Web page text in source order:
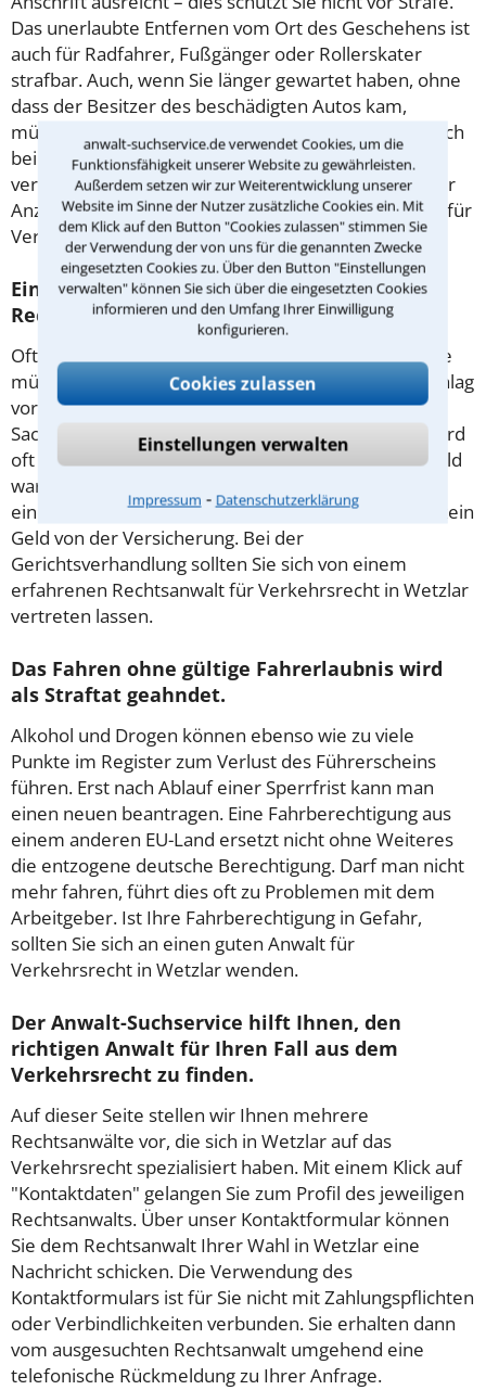
anwalt-suchservice.de verwendet Cookies, um die
Funktionsfähigkeit unserer Website zu gewährleisten.
Außerdem setzen wir zur Weiterentwicklung unserer
Website im Sinne der Nutzer zusätzliche Cookies ein. Mit
dem Klick auf den Button "Cookies zulassen" stimmen Sie
der Verwendung der von uns für die genannten Zwecke
eingesetzten Cookies zu. Über den Button "Einstellungen
verwalten" können Sie sich über die eingesetzten Cookies
informieren und den Umfang Ihrer Einwilligung
konfigurieren.
Cookies zulassen
Einstellungen verwalten
Impressum ⁃ Datenschutzerklärung
Das unerlaubte Entfernen vom Ort des Geschehens ist
auch für Radfahrer, Fußgänger oder Rollerskater
strafbar. Auch, wenn Sie länger gewartet haben, ohne
dass der Besitzer des beschädigten Autos kam,
müssen Sie unverzüglich die Polizei informieren. Auch
bei Lackkratzern oder Parkremplern sind Sie dazu
verpflichtet, Angaben zu machen. Kommt es zu einer
Anzeige, sollten Sie einen erfahrenen Rechtsanwalt für
Verkehrsrecht in Wetzlar hinzuziehen.
Ein Unfall kann teuer werden und bringt oft
Rechtsstreitigkeiten mit sich.
Oft siegt vor Gericht nicht eine Partei, sondern beide
müssen einen Teil des Schadens zahlen. Den Ausschlag
vor Gericht gibt oft ein kostenintensives
Sachverständigen-Gutachten. Bei Auffahrunfällen wird
oft angenommen, dass der hintere Autofahrer Schuld
war – dies ist aber nicht immer der Fall. War Alkohol
eine Ursache für den Crash, gibt es wahrscheinlich kein
Geld von der Versicherung. Bei der
Gerichtsverhandlung sollten Sie sich von einem
erfahrenen Rechtsanwalt für Verkehrsrecht in Wetzlar
vertreten lassen.
Das Fahren ohne gültige Fahrerlaubnis wird
als Straftat geahndet.
Alkohol und Drogen können ebenso wie zu viele
Punkte im Register zum Verlust des Führerscheins
führen. Erst nach Ablauf einer Sperrfrist kann man
einen neuen beantragen. Eine Fahrberechtigung aus
einem anderen EU-Land ersetzt nicht ohne Weiteres
die entzogene deutsche Berechtigung. Darf man nicht
mehr fahren, führt dies oft zu Problemen mit dem
Arbeitgeber. Ist Ihre Fahrberechtigung in Gefahr,
sollten Sie sich an einen guten Anwalt für
Verkehrsrecht in Wetzlar wenden.
Der Anwalt-Suchservice hilft Ihnen, den
richtigen Anwalt für Ihren Fall aus dem
Verkehrsrecht zu finden.
Auf dieser Seite stellen wir Ihnen mehrere
Rechtsanwälte vor, die sich in Wetzlar auf das
Verkehrsrecht spezialisiert haben. Mit einem Klick auf
"Kontaktdaten" gelangen Sie zum Profil des jeweiligen
Rechtsanwalts. Über unser Kontaktformular können
Sie dem Rechtsanwalt Ihrer Wahl in Wetzlar eine
Nachricht schicken. Die Verwendung des
Kontaktformulars ist für Sie nicht mit Zahlungspflichten
oder Verbindlichkeiten verbunden. Sie erhalten dann
vom ausgesuchten Rechtsanwalt umgehend eine
telefonische Rückmeldung zu Ihrer Anfrage.